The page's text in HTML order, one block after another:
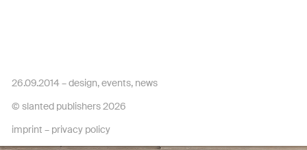
26.09.2014 –design,events, news
© slanted publishers 2026
imprint – privacy policy